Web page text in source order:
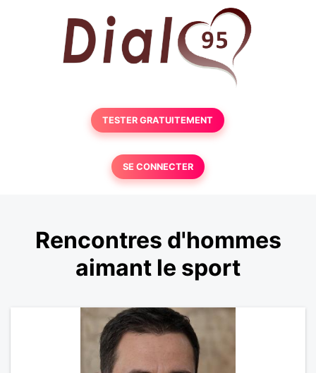
TESTER GRATUITEMENT
SE CONNECTER
Rencontres d'hommes
aimant le sport